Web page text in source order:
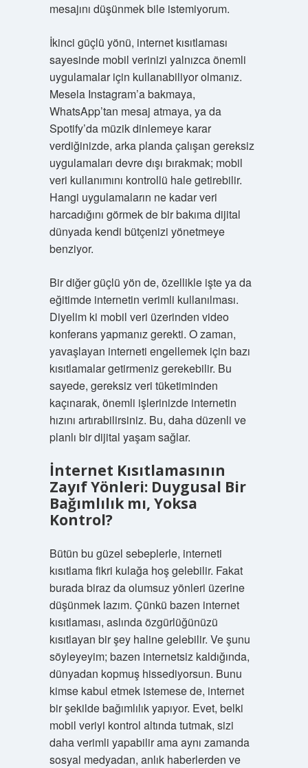
mesajını düşünmek bile istemiyorum.
İkinci güçlü yönü, internet kısıtlaması
sayesinde mobil verinizi yalnızca önemli
uygulamalar için kullanabiliyor olmanız.
Mesela Instagram’a bakmaya,
WhatsApp’tan mesaj atmaya, ya da
Spotify’da müzik dinlemeye karar
verdiğinizde, arka planda çalışan gereksiz
uygulamaları devre dışı bırakmak; mobil
veri kullanımını kontrollü hale getirebilir.
Hangi uygulamaların ne kadar veri
harcadığını görmek de bir bakıma dijital
dünyada kendi bütçenizi yönetmeye
benziyor.
Bir diğer güçlü yön de, özellikle işte ya da
eğitimde internetin verimli kullanılması.
Diyelim ki mobil veri üzerinden video
konferans yapmanız gerekti. O zaman,
yavaşlayan interneti engellemek için bazı
kısıtlamalar getirmeniz gerekebilir. Bu
sayede, gereksiz veri tüketiminden
kaçınarak, önemli işlerinizde internetin
hızını artırabilirsiniz. Bu, daha düzenli ve
planlı bir dijital yaşam sağlar.
İnternet Kısıtlamasının
Zayıf Yönleri: Duygusal Bir
Bağımlılık mı, Yoksa
Kontrol?
Bütün bu güzel sebeplerle, interneti
kısıtlama fikri kulağa hoş gelebilir. Fakat
burada biraz da olumsuz yönleri üzerine
düşünmek lazım. Çünkü bazen internet
kısıtlaması, aslında özgürlüğünüzü
kısıtlayan bir şey haline gelebilir. Ve şunu
söyleyeyim; bazen internetsiz kaldığında,
dünyadan kopmuş hissediyorsun. Bunu
kimse kabul etmek istemese de, internet
bir şekilde bağımlılık yapıyor. Evet, belki
mobil veriyi kontrol altında tutmak, sizi
daha verimli yapabilir ama aynı zamanda
sosyal medyadan, anlık haberlerden ve